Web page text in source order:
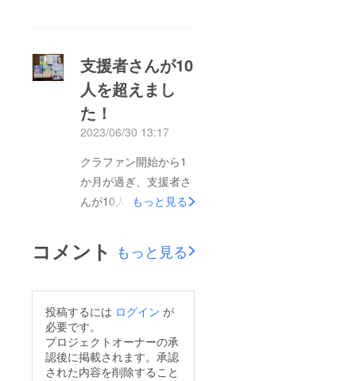
もたちに4冊から1冊選
んでもらいます。8月
の4冊は、・成瀬は天
下を取りにいく/宮島
作る。/ひこ・田中・
人生を変える修造思
考！/松岡修造・もう
泣ける名作/学研教育
が人気になりそうか、
毎月想像はしますが、
当たった試しがありま
せん（笑）世代が違う
と、趣向もちがうとこ
支援者さんが10
人を超えまし
た！
2023/06/30 13:17
クラファン開始から1
か月が過ぎ、支援者さ
んが10人を超えました
いたら11人になりまし
た！）。ご支援、本当
の紹介動画ができまし
た。これを希望する生
徒さんに見てもらい、
もっと見る
コメント もっと見る
投稿するには ログイン が
必要です。
プロジェクトオーナーの承
認後に掲載されます。承認
された内容を削除すること